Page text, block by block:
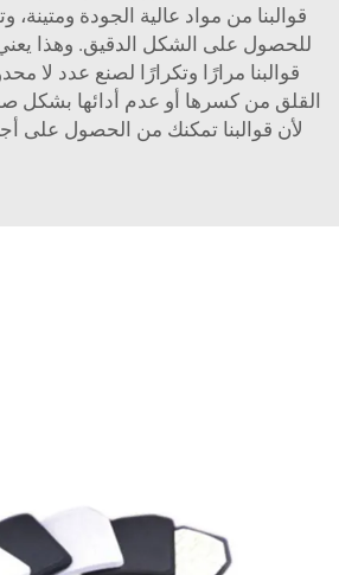
قوالبنا من مواد عالية الجودة
للحصول على الشكل الدقيق. وهذا
قوالبنا مرارًا وتكرارًا لصنع عدد لا
القلق من كسرها أو عدم أدائها بشكل
لأن قوالبنا تمكنك من الحصول على